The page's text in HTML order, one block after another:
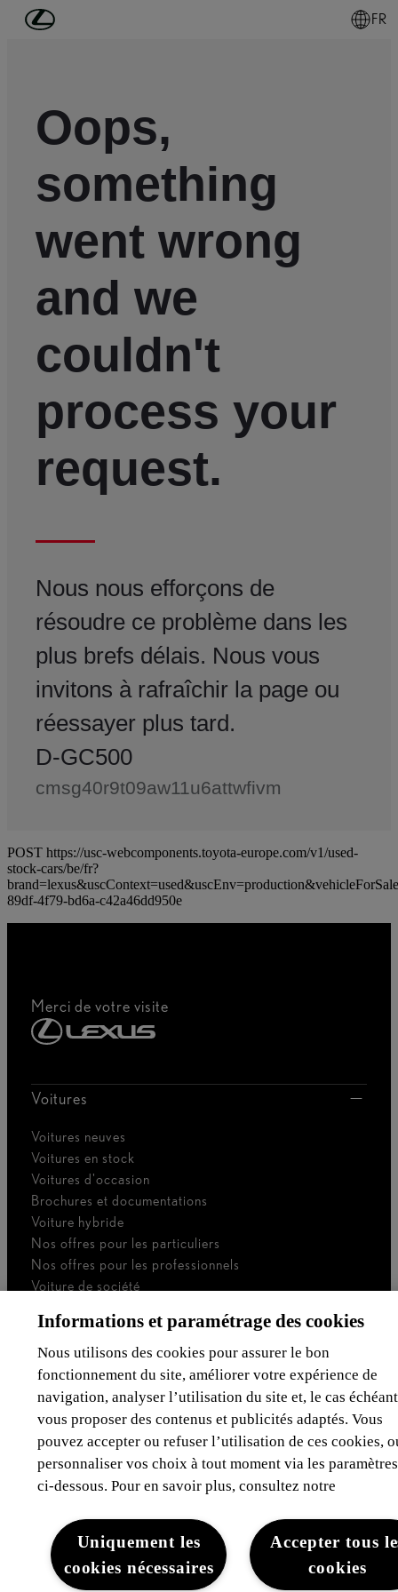
Passer au contenu principal FR
Oops,
something
went wrong
and we
couldn't
process your
request.
Nous nous efforçons de
résoudre ce problème dans les
plus brefs délais. Nous vous
invitons à rafraîchir la page ou
réessayer plus tard.
D-GC500
cmsg40r9t09aw11u6attwfivm
POST https://usc-webcomponents.toyota-europe.com/v1/used-
stock-cars/be/fr?
89df-4f79-bd6a-c42a46dd950e
Merci de votre visite
Voitures
Voitures neuves
Voitures en stock
Voitures d'occasion
Brochures et documentations
Voiture hybride
Nos offres pour les particuliers
Nos offres pour les professionnels
Voiture de société
Je suis gestionnaire de flotte
Assurances & Financement
Découvrez Lexus
Mentions Légales
Informations et paramétrage des cookies
Nous utilisons des cookies pour assurer le bon
fonctionnement du site, améliorer votre expérience de
navigation, analyser l’utilisation du site et, le cas
vous proposer des contenus et publicités adaptés. Vous
pouvez accepter ou refuser l’utilisation de ces cookies,
personnaliser vos choix à tout moment via les paramètres
ci-dessous. Pour en savoir plus, consultez notre
Accepter tous
cookies
Uniquement les
cookies nécessaires